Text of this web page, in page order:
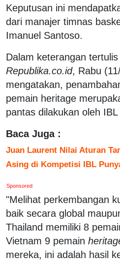
Keputusan ini
dari manajer timnas
Imanuel Santoso.
Dalam keterangan
Republika.co.id, Rabu
mengatakan,
pemain heritage
pantas dilakukan oleh
Baca Juga :
Juan Laurent Nilai Aturan
Asing di Kompetisi IBL
Sponsored
"Melihat perkembangan
baik secara global
Thailand memiliki 8
Vietnam 9 pemain
mereka, ini adalah hasil